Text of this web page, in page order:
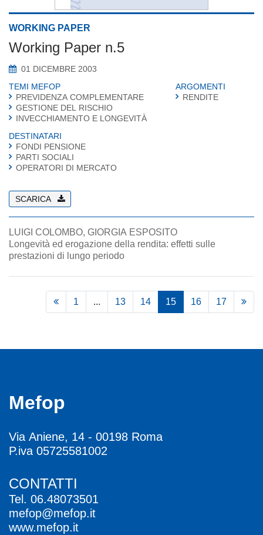
WORKING PAPER
Working Paper n.5
01 DICEMBRE 2003
TEMI MEFOP
PREVIDENZA COMPLEMENTARE
GESTIONE DEL RISCHIO
INVECCHIAMENTO E LONGEVITÀ
ARGOMENTI
RENDITE
DESTINATARI
FONDI PENSIONE
PARTI SOCIALI
OPERATORI DI MERCATO
SCARICA
LUIGI COLOMBO, GIORGIA ESPOSITO
Longevità ed erogazione della rendita: effetti sulle
prestazioni di lungo periodo
1 ... 13 14 15 16 17
Mefop
Via Aniene, 14 - 00198 Roma
P.iva 05725581002
CONTATTI
Tel. 06.48073501
mefop@mefop.it
www.mefop.it